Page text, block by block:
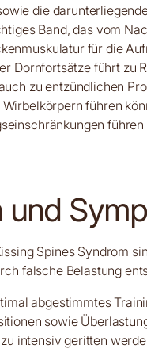
die
Band, das vom
für die
Dornfortsätze führt zu
zu entzündlichen
führen
und
Spines Syndrom
falsche Belastung
abgestimmtes
sowie
intensiv geritten